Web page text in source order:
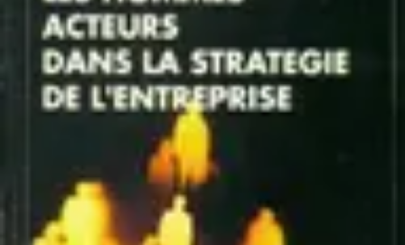
Stratégie Échecs
StratégiesStratégies et Techniques
d'ÉchecsBases du Jeu
Stratégie Échecs